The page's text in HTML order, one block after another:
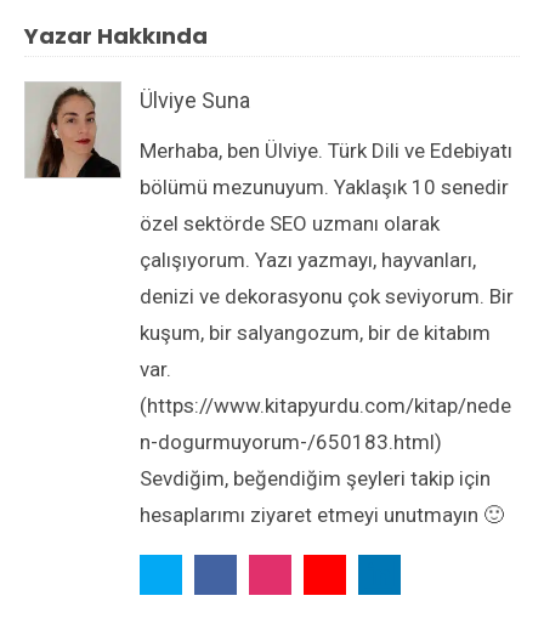
Yazar Hakkında
Ülviye Suna
Merhaba, ben Ülviye. Türk Dili ve Edebiyatı
bölümü mezunuyum. Yaklaşık 10 senedir
özel sektörde SEO uzmanı olarak
çalışıyorum. Yazı yazmayı, hayvanları,
denizi ve dekorasyonu çok seviyorum. Bir
kuşum, bir salyangozum, bir de kitabım
var.
(https://www.kitapyurdu.com/kitap/nede
n-dogurmuyorum-/650183.html)
Sevdiğim, beğendiğim şeyleri takip için
hesaplarımı ziyaret etmeyi unutmayın 🙂